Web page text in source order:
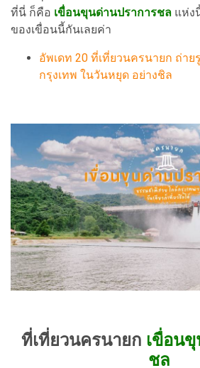
ที่นี่ ก็คือ เขื่อนขุนด่านปราการชล แห่ง
ของเขื่อนนี้กันเลยค่า
อัพเดท 20 ที่เที่ยวนครนายก ถ่าย
กรุงเทพ ในวันหยุด อย่างชิล
ที่เที่ยวนครนายก เขื่อน
ชล